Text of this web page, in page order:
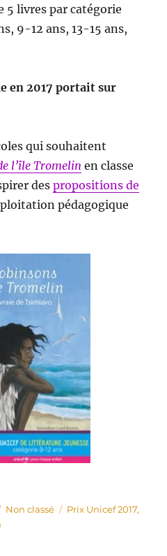
5 livres par catégorie
9-12 ans, 13-15 ans,
en 2017 portait sur
qui souhaitent
l’île Tromelin en classe
despropositions de
pédagogique
Catégories
Non classé Étiquettes
Prix Unicef 2017,